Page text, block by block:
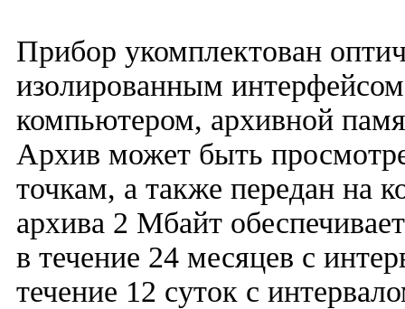
Прибор укомплектован
изолированным
компьютером, архивной
Архив может быть
точкам, а также передан на
архива 2 Мбайт
в течение 24 месяцев с
течение 12 суток с